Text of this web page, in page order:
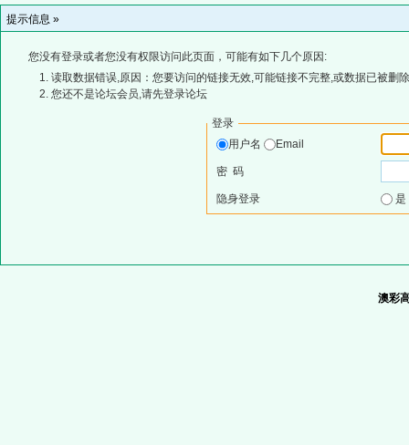
提示信息 »
您没有登录或者您没有权限访问此页面，可能有如下几个原因:
读取数据错误,原因：您要访问的链接无效,可能链接不完整,或数据已被删
您还不是论坛会员,请先登录论坛
登录
用户名
Email
密 码
隐身登录
澳彩